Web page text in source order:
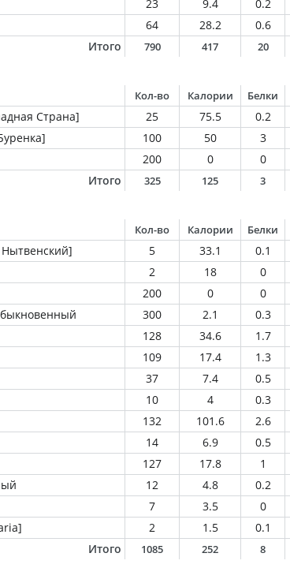
23 9.4 0.2
64 28.2 0.6
Итого
790 417 20
Кол-во Калории Белки
Страна] 25 75.5 0.2
100 50 3
200 0 0
Итого
325 125 3
Кол-во Калории Белки
5 33.1 0.1
2 18 0
200 0 0
300 2.1 0.3
128 34.6 1.7
109 17.4 1.3
37 7.4 0.5
10 4 0.3
132 101.6 2.6
14 6.9 0.5
127 17.8 1
12 4.8 0.2
7 3.5 0
2 1.5 0.1
Итого
1085 252 8